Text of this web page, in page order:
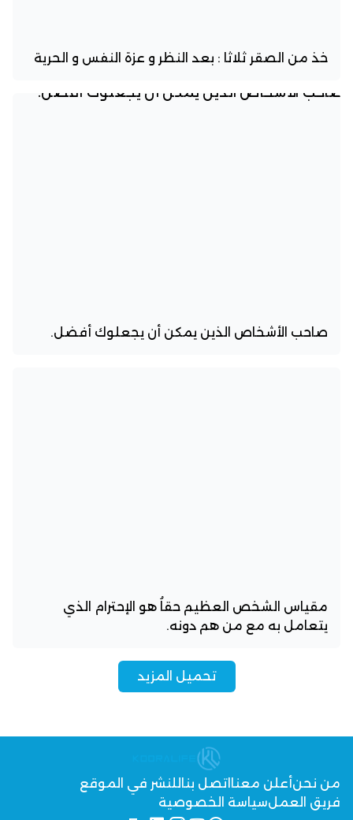
خذ من الصقر ثلاثا : بعد النظر و عزة النفس و الحرية
صاحب الأشخاص الذين يمكن أن يجعلوك أفضل.
مقياس الشخص العظيم حقاُ هو الإحترام الذي
يتعامل به مع من هم دونه.
تحميل المزيد
من نحنأعلن معنا اتصل بنا للنشر في الموقع
فريق العملسياسة الخصوصية